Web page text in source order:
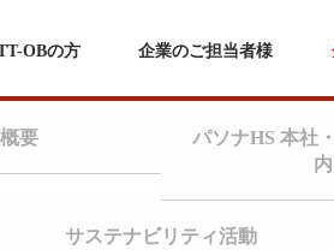
OBの方 企業のご担当者様
要
パソナHS 本社
内
サステナビリティ活動